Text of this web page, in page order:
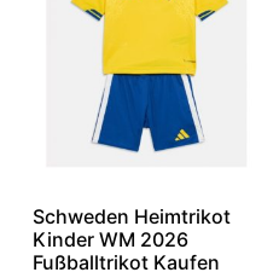
Schweden Heimtrikot
Kinder WM 2026
Fußballtrikot Kaufen